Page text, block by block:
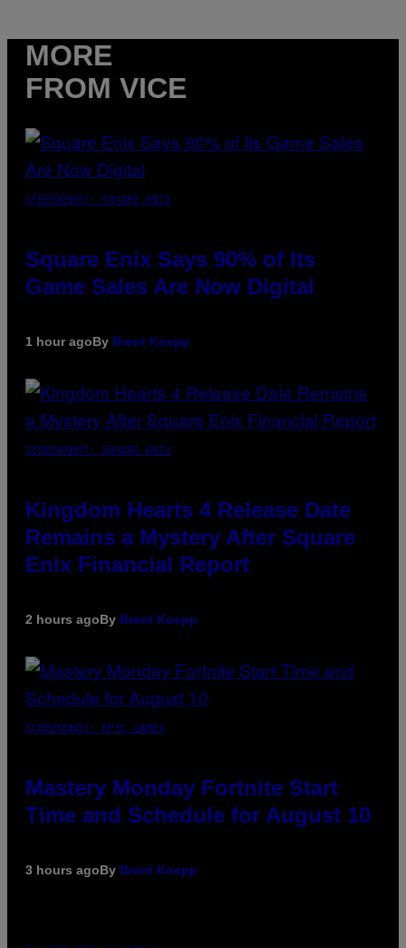
MORE
FROM VICE
SCREENSHOT: SQUARE ENIX
Square Enix Says 90% of Its
Game Sales Are Now Digital
1 hour agoBy Brent Koepp
SCREENSHOT: SQUARE ENIX
Kingdom Hearts 4 Release Date
Remains a Mystery After Square
Enix Financial Report
2 hours agoBy Brent Koepp
SCREENSHOT: EPIC GAMES
Mastery Monday Fortnite Start
Time and Schedule for August 10
3 hours agoBy Brent Koepp